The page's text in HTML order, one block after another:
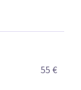
55 €